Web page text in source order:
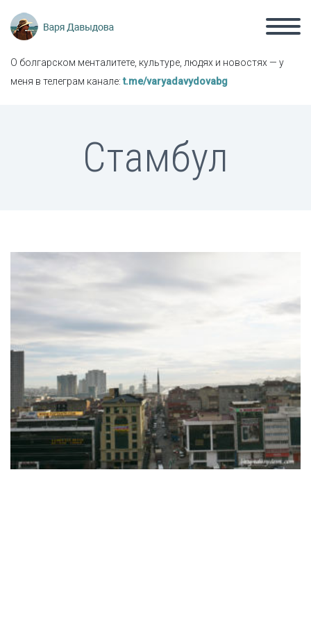
О болгарском менталитете, культуре, людях и новостях — у
меня в телеграм канале:t.me/varyadavydovabg
Стамбул